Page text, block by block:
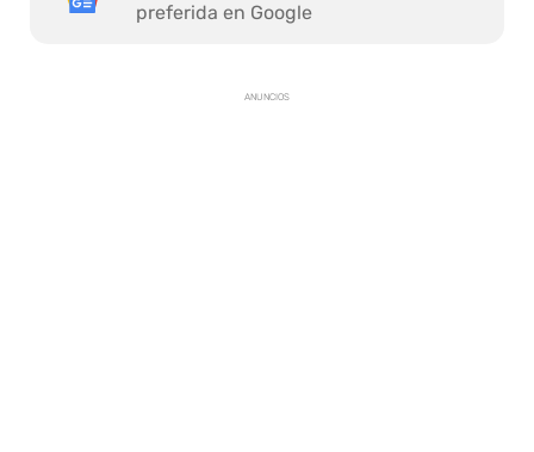
preferida en Google
ANUNCIOS